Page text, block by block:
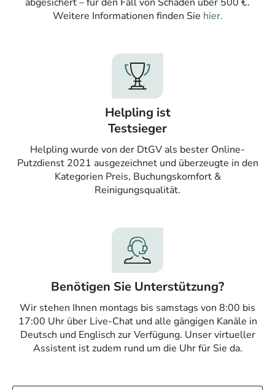
Weitere Informationen finden Sie hier.
Helpling ist
Testsieger
Helpling wurde von der DtGV als bester Online-
Putzdienst 2021 ausgezeichnet und überzeugte in den
Kategorien Preis, Buchungskomfort &
Reinigungsqualität.
Benötigen Sie Unterstützung?
Wir stehen Ihnen montags bis samstags von 8:00 bis
17:00 Uhr über Live-Chat und alle gängigen Kanäle in
Deutsch und Englisch zur Verfügung. Unser virtueller
Assistent ist zudem rund um die Uhr für Sie da.